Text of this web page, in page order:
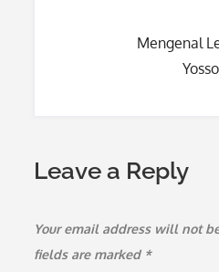
Mengenal
Leave a Reply
Your email address will not
fields are marked *